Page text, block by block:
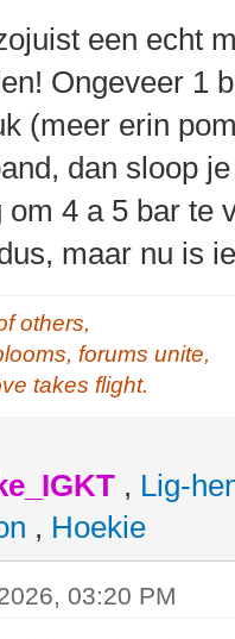
een echt
Ongeveer 1
(meer erin
dan sloop
om 4 a 5 bar te
maar nu is
others,
forums unite,
takes flight.
, Lig-
, Hoekie
03:20 PM